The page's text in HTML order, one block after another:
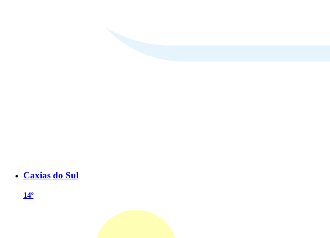
Caxias do Sul
14º